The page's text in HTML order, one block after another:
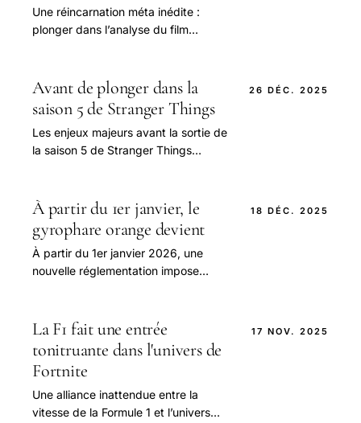
Une réincarnation méta inédite :
plonger dans l’analyse du film
comme une simple parodie.
Avant de plonger dans la
saison 5 de Stranger Things
Les enjeux majeurs avant la sortie de
la saison 5 de Stranger Things
millions.
26 DÉC. 2025
À partir du 1er janvier, le
gyrophare orange devient
À partir du 1er janvier 2026, une
nouvelle réglementation impose
de leur arrêt.
18 DÉC. 2025
La F1 fait une entrée
tonitruante dans l'univers de
Fortnite
Une alliance inattendue entre la
vitesse de la Formule 1 et l’univers
17 NOV. 2025